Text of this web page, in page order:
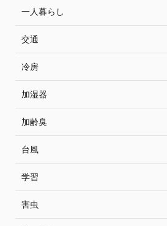
一人暮らし
交通
冷房
加湿器
加齢臭
台風
学習
害虫